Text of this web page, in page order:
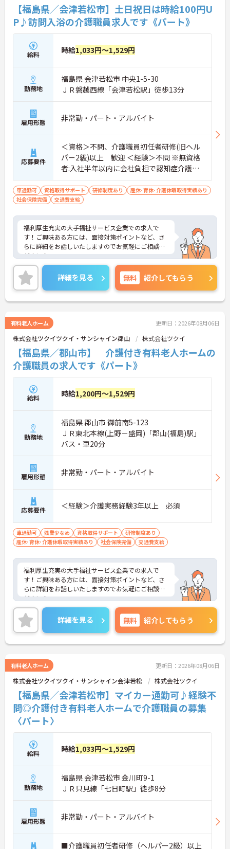
【福島県／会津若松市】土日祝日は時給100円U
P♪訪問入浴の介護職員求人です《パート》
給料 時給1,033円～1,529円
勤務地
福島県 会津若松市 中央1-5-30
ＪＲ磐越西線「会津若松駅」徒歩13分
雇用形態 非常勤・パート・アルバイト
応募要件
＜資格＞不問、介護職員初任者研修(旧ヘル
パー2級)以上 歓迎 ＜経験＞不問 ※無資格
者:入社半年以内に会社負担で認知症介護基
礎研修受講
車通勤可 資格取得サポート 研修制度あり
産休･育休･介護休暇取得実績あり
社会保険完備
交通費支給
福利厚生充実の大手福祉サービス企業での求人で
す！ご興味ある方には、面接対策ポイントなど、さ
らに詳細をお話しいたしますのでお気軽にご相談く
ださい！
詳細を見る 無料 紹介してもらう
有料老人ホーム 更新日：2026年08月06日
株式会社ツクイツクイ・サンシャイン郡山 株式会社ツクイ
【福島県／郡山市】 介護付き有料老人ホームの
介護職員の求人です《パート》
給料 時給1,200円～1,529円
勤務地
福島県 郡山市 御前南5-123
ＪＲ東北本線(上野－盛岡)「郡山(福島)駅」
バス・車20分
雇用形態 非常勤・パート・アルバイト
応募要件 ＜経験＞介護実務経験3年以上 必須
車通勤可 残業少なめ 資格取得サポート
研修制度あり
産休･育休･介護休暇取得実績あり
社会保険完備 交通費支給
福利厚生充実の大手福祉サービス企業での求人で
す！ご興味ある方には、面接対策ポイントなど、さ
らに詳細をお話しいたしますのでお気軽にご相談く
ださい！
詳細を見る 無料 紹介してもらう
有料老人ホーム 更新日：2026年08月06日
株式会社ツクイツクイ・サンシャイン会津若松 株式会社ツクイ
【福島県／会津若松市】マイカー通勤可♪経験不
問◎介護付き有料老人ホームで介護職員の募集
〈パート〉
給料 時給1,033円～1,529円
勤務地
福島県 会津若松市 金川町9-1
ＪＲ只見線「七日町駅」徒歩8分
雇用形態 非常勤・パート・アルバイト
■介護職員初任者研修（ヘルパー2級）以上